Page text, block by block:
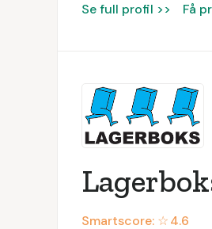
Se full profil >> Få
Smartscore: ☆4.6